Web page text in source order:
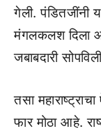
गेली. पंडितजींनी
मंगलकलश दिला
जबाबदारी
तसा
फार मोठा आहे.